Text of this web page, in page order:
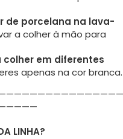
de porcelana na lava-
a colher à mão para
colher em diferentes
apenas na cor branca.
LINHA?